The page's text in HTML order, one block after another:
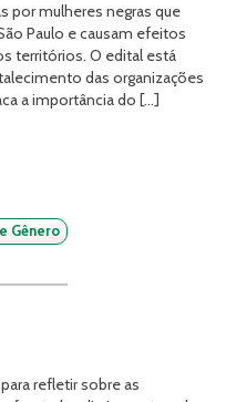
por mulheres negras que
Paulo e causam efeitos
territórios. O edital está
das organizações
a importância do […]
Gênero
refletir sobre as